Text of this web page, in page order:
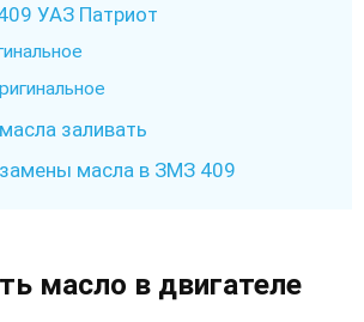
УАЗ Патриот
заливать
масла в ЗМЗ 409
масло в двигателе